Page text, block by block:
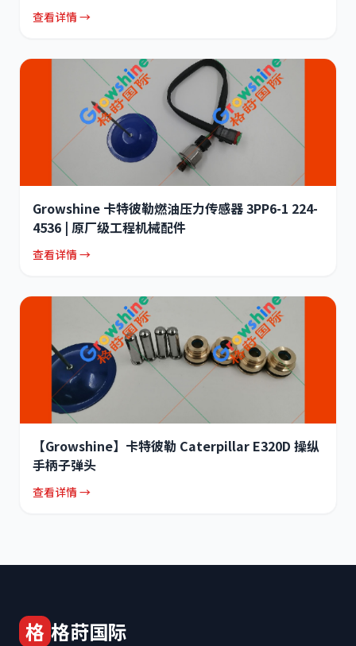
查看详情 →
Growshine 卡特彼勒燃油压力传感器 3PP6-1 224-
4536 | 原厂级工程机械配件
查看详情 →
【Growshine】卡特彼勒 Caterpillar E320D 操纵
手柄子弹头
查看详情 →
格 格莳国际